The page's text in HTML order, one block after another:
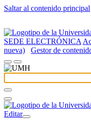
Saltar al contenido principal
SEDE ELECTRÓNICA
nueva)
Gestor de
Editar